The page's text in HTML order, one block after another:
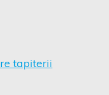
tapiterii